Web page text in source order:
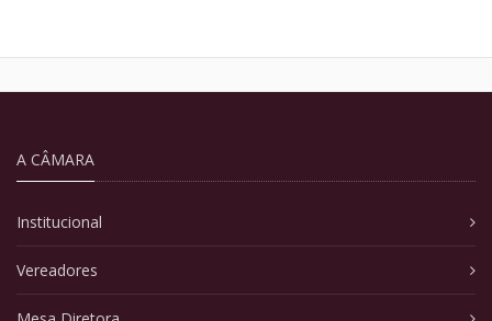
A CÂMARA
Institucional
Vereadores